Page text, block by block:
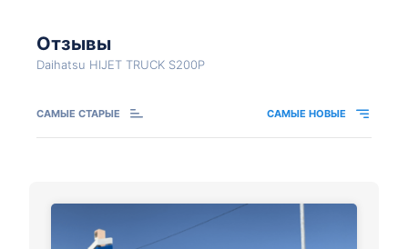
Отзывы
Daihatsu HIJET TRUCK S200P
САМЫЕ СТАРЫЕ САМЫЕ НОВЫЕ